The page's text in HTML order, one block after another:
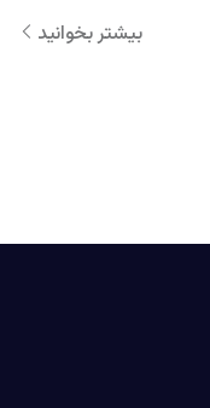
بیشتر بخوانید